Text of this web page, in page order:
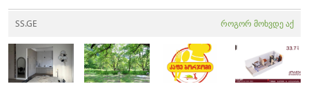
SS.GE როგორ მოხვდე აქ